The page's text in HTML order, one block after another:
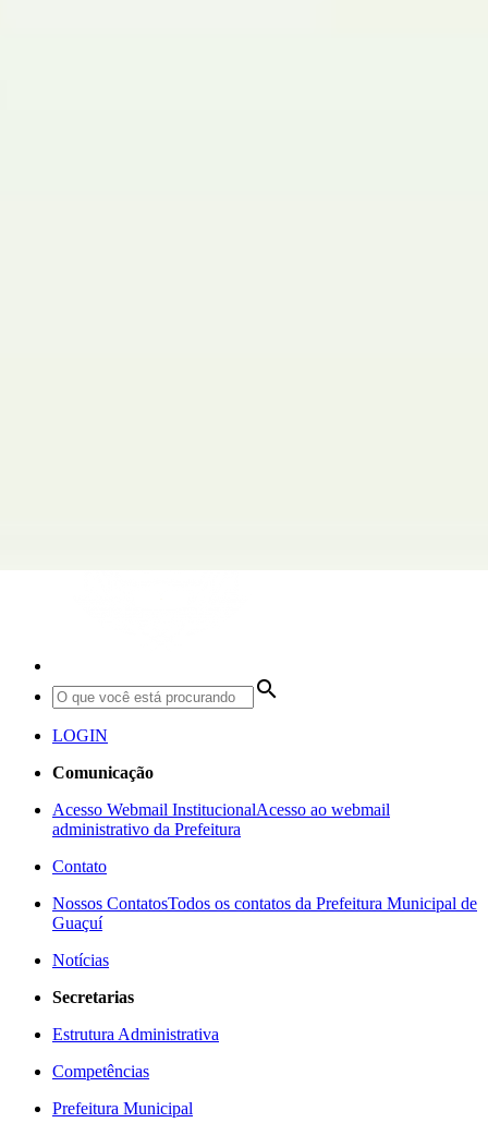
search
LOGIN
Comunicação
Acesso Webmail InstitucionalAcesso ao webmail
administrativo da Prefeitura
Contato
Nossos ContatosTodos os contatos da Prefeitura Municipal de
Guaçuí
Notícias
Secretarias
Estrutura Administrativa
Competências
Prefeitura Municipal